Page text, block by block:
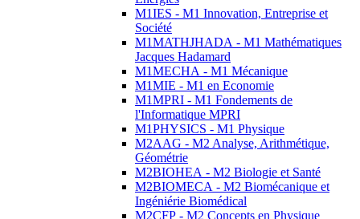
M1IES - M1 Innovation, Entreprise et
Société
M1MATHJHADA - M1 Mathématiques
Jacques Hadamard
M1MECHA - M1 Mécanique
M1MIE - M1 en Economie
M1MPRI - M1 Fondements de
l'Informatique MPRI
M1PHYSICS - M1 Physique
M2AAG - M2 Analyse, Arithmétique,
Géométrie
M2BIOHEA - M2 Biologie et Santé
M2BIOMECA - M2 Biomécanique et
Ingéniérie Biomédical
M2CFP - M2 Concepts en Physique